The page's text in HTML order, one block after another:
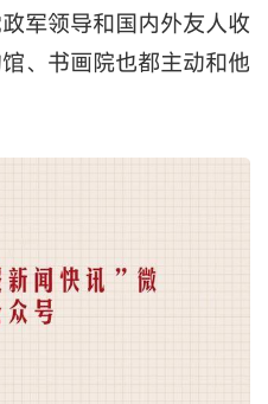
军领导和国内外友人收
、书画院也都主动和他